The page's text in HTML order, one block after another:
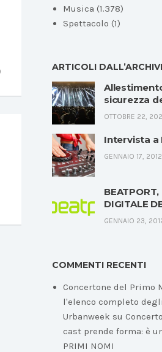
Musica (1.378)
Spettacolo (1)
ARTICOLI
sicurezza
OTTOBRE 22,
Intervista a
GENNAIO 17, 2012
DIGITALE
GENNAIO 23,
COMMENTI RECENTI
Concertone del Primo
l'elenco completo
Urbanweek su
cast prende forma: è
PRIMI NOMI